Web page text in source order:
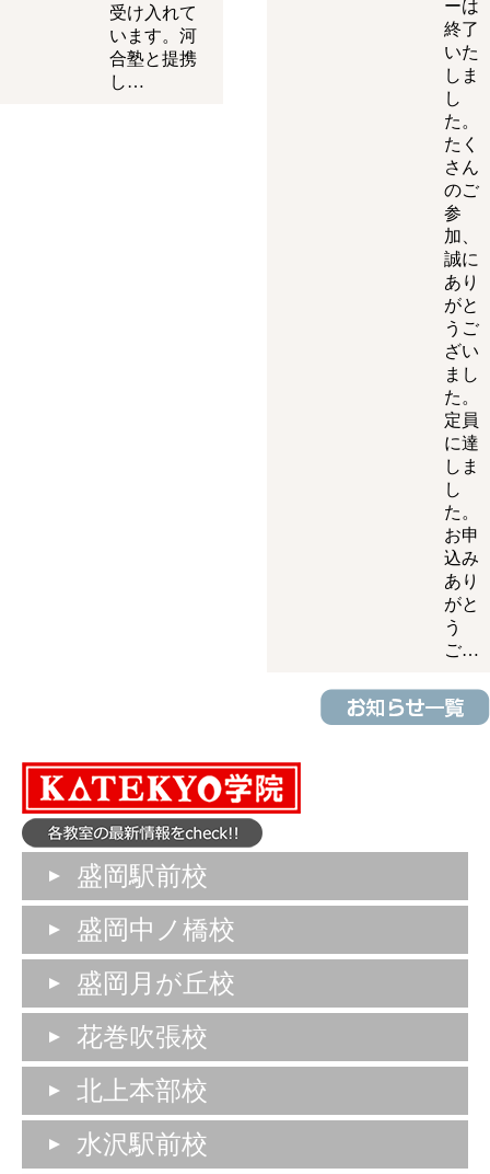
受け入れて
います。河
合塾と提携
し…
ーは
終了
いた
しま
し
た。
たく
さん
のご
参
加、
誠に
あり
がと
うご
ざい
まし
た。
定員
に達
しま
し
た。
お申
込み
あり
がと
う
ご…
盛岡駅前校
盛岡中ノ橋校
盛岡月が丘校
花巻吹張校
北上本部校
水沢駅前校